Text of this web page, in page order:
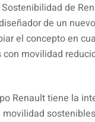
de
de un
el concepto en
movilidad
Renault tiene la